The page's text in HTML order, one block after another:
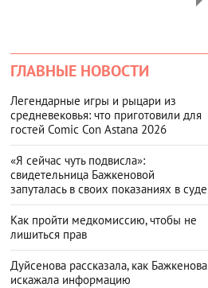
ГЛАВНЫЕ НОВОСТИ
Легендарные игры и рыцари из
средневековья: что приготовили для
гостей Comic Con Astana 2026
«Я сейчас чуть подвисла»:
свидетельница Бажкеновой
запуталась в своих показаниях в суде
Как пройти медкомиссию, чтобы не
лишиться прав
Дуйсенова рассказала, как Бажкенова
искажала информацию